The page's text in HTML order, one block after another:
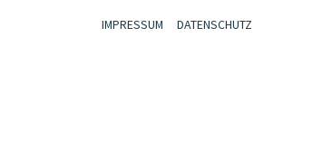
IMPRESSUM DATENSCHUTZ